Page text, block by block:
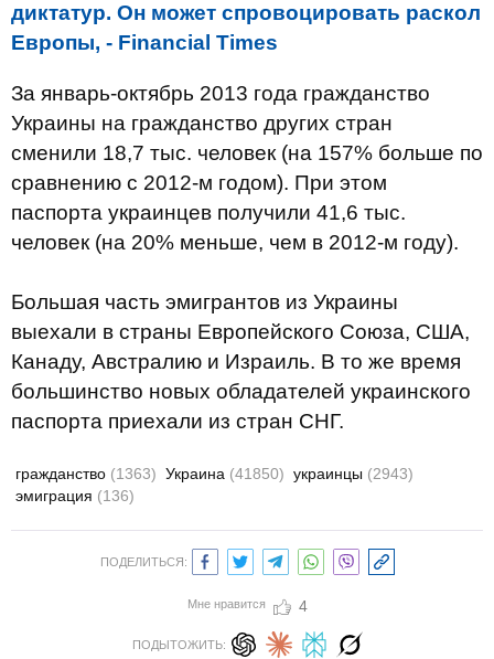
диктатур. Он может спровоцировать раскол
Европы, - Financial Times
За январь-октябрь 2013 года гражданство
Украины на гражданство других стран
сменили 18,7 тыс. человек (на 157% больше по
сравнению с 2012-м годом). При этом
паспорта украинцев получили 41,6 тыс.
человек (на 20% меньше, чем в 2012-м году).
Большая часть эмигрантов из Украины
выехали в страны Европейского Союза, США,
Канаду, Австралию и Израиль. В то же время
большинство новых обладателей украинского
паспорта приехали из стран СНГ.
гражданство (1363) Украина (41850) украинцы (2943)
эмиграция (136)
ПОДЕЛИТЬСЯ:
Мне нравится 4
ПОДЫТОЖИТЬ: